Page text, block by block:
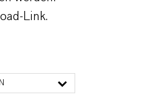
Link.